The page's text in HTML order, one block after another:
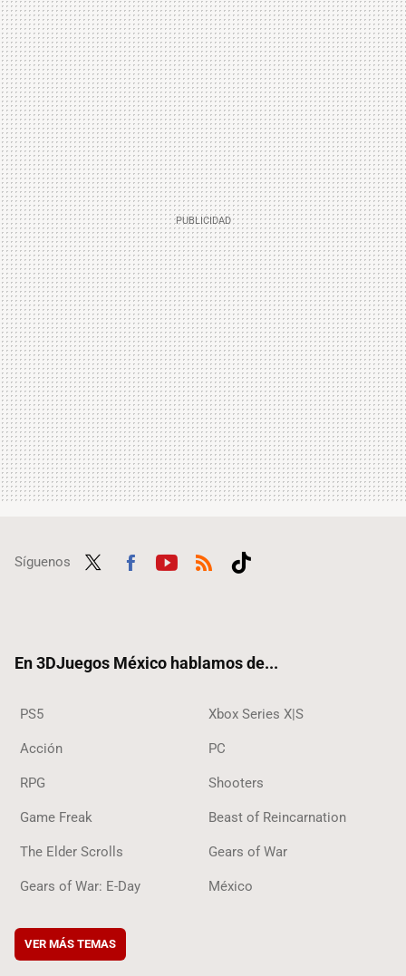
Síguenos
En 3DJuegos México hablamos de...
PS5 Xbox Series X|S
Acción PC
RPG Shooters
Game Freak Beast of Reincarnation
The Elder Scrolls Gears of War
Gears of War: E-Day México
VER MÁS TEMAS